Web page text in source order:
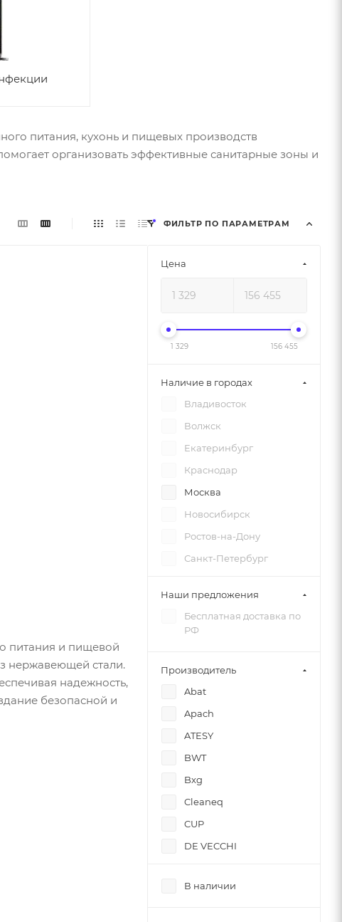
питания, кухонь и пищевых производств
организовать эффективные санитарные зоны и
питания и пищевой
нержавеющей стали.
надежность,
безопасной и
ФИЛЬТР ПО ПАРАМЕТРАМ
Цена
1 329 156 455
Наличие в городах
Владивосток
Волжск
Екатеринбург
Краснодар
Москва
Новосибирск
Ростов-на-Дону
Санкт-Петербург
Челябинск
Наши предложения
Бесплатная доставка по
РФ
Производитель
Abat
Apach
ATESY
BWT
Bxg
Cleaneq
CUP
DE VECCHI
Dr. Weigert
В наличии